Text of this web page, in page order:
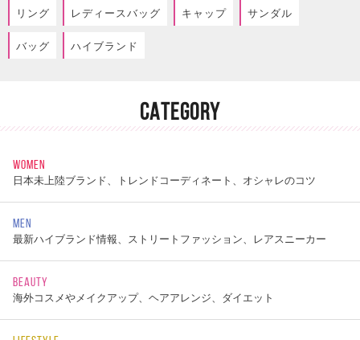
リング レディースバッグ キャップ サンダル
バッグ ハイブランド
CATEGORY
WOMEN
日本未上陸ブランド、トレンドコーディネート、オシャレのコツ
MEN
最新ハイブランド情報、ストリートファッション、レアスニーカー
BEAUTY
海外コスメやメイクアップ、ヘアアレンジ、ダイエット